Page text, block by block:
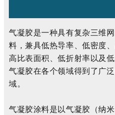
气凝胶是一种具有复杂三维
料，兼具低热导率、低密度
高比表面积、低折射率以及
气凝胶在各个领域得到了广
域。
气凝胶涂料是以气凝胶（纳